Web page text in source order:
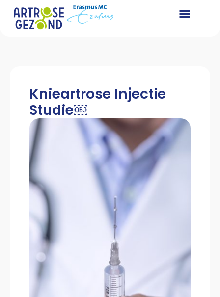
Knieartrose Injectie
Studie￼